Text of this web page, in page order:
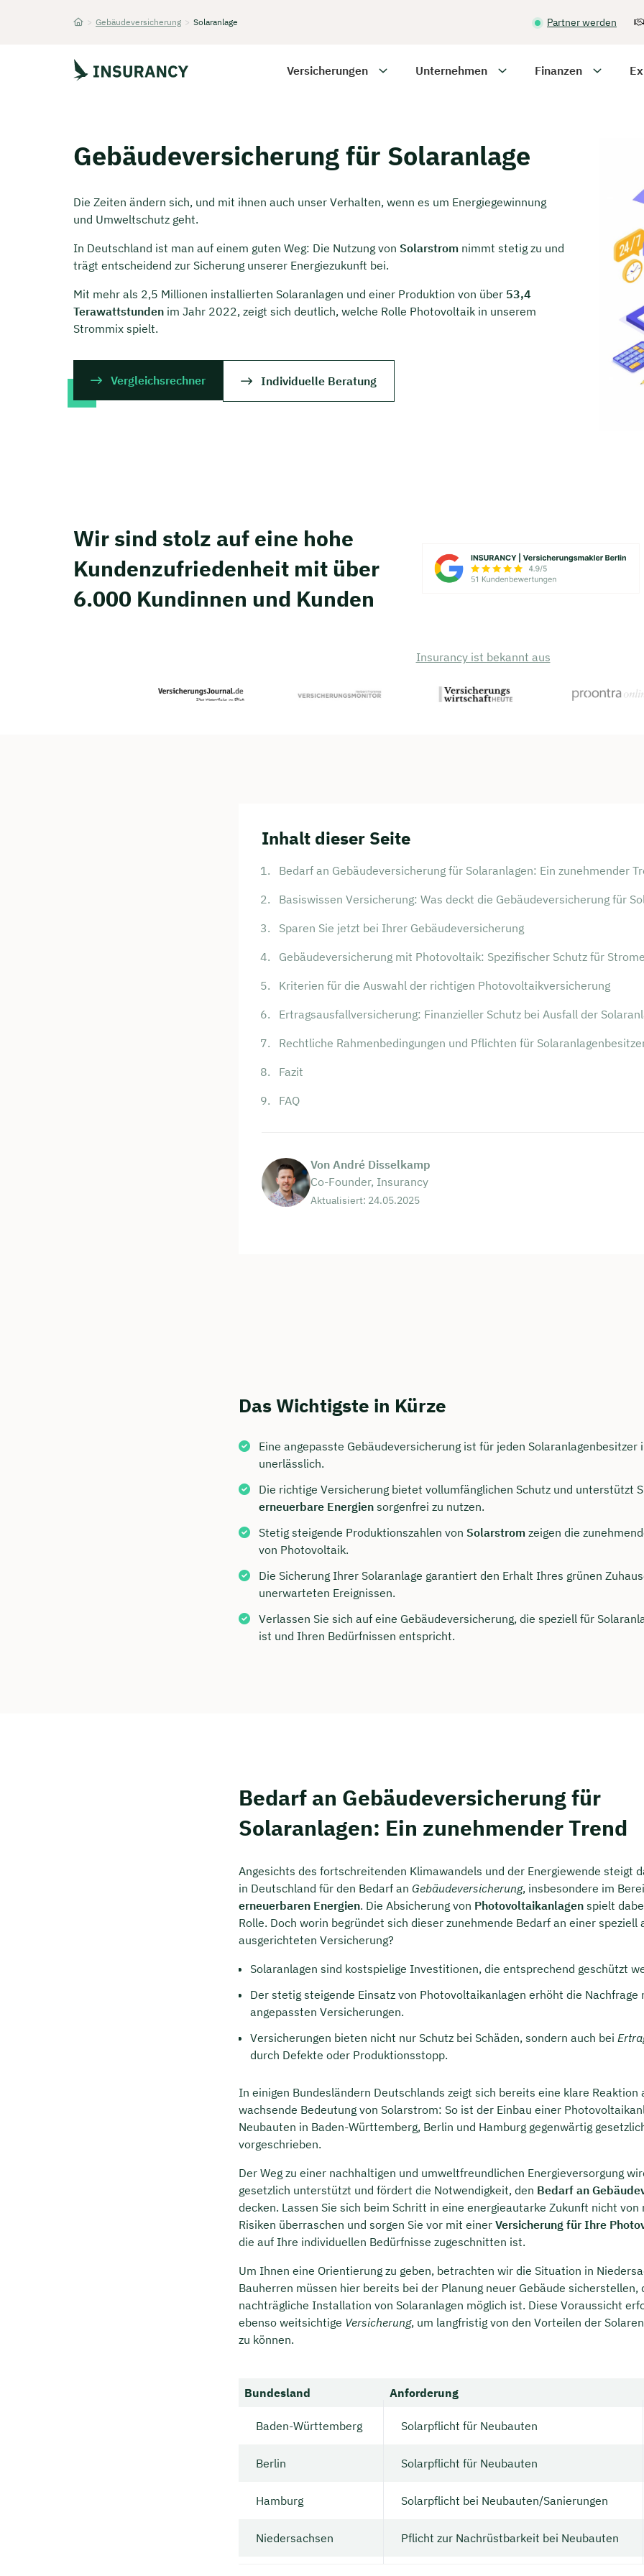
> Gebäudeversicherung > Solaranlage Partner werden
Versicherungen Unternehmen Finanzen
Gebäudeversicherung für Solaranlage
Die Zeiten ändern sich, und mit ihnen auch unser Verhalten, wenn es um Energiegewinnung
und Umweltschutz geht.
In Deutschland ist man auf einem guten Weg: Die Nutzung von Solarstrom nimmt stetig zu und
trägt entscheidend zur Sicherung unserer Energiezukunft bei.
Mit mehr als 2,5 Millionen installierten Solaranlagen und einer Produktion von über 53,4
Terawattstunden im Jahr 2022, zeigt sich deutlich, welche Rolle Photovoltaik in unserem
Strommix spielt.
Vergleichsrechner Individuelle Beratung
Wir sind stolz auf eine hohe
Kunden­zufriedenheit mit über
6.000 Kundinnen und Kunden
Insurancy ist bekannt aus
Inhalt dieser Seite
Bedarf an Gebäudeversicherung für Solaranlagen: Ein zunehmender
Basiswissen Versicherung: Was deckt die Gebäudeversicherung für
Sparen Sie jetzt bei Ihrer Gebäudeversicherung
Gebäudeversicherung mit Photovoltaik: Spezifischer Schutz für
Kriterien für die Auswahl der richtigen Photovoltaikversicherung
Ertragsausfallversicherung: Finanzieller Schutz bei Ausfall der
Rechtliche Rahmenbedingungen und Pflichten für
Fazit
FAQ
Von André Disselkamp
Co-Founder, Insurancy
Aktualisiert: 24.05.2025
Das Wichtigste in Kürze
Eine angepasste Gebäudeversicherung ist für jeden Solaranlagenbesitzer
unerlässlich.
Die richtige Versicherung bietet vollumfänglichen Schutz und unterstützt
erneuerbare Energien sorgenfrei zu nutzen.
Stetig steigende Produktionszahlen von Solarstrom zeigen die
von Photovoltaik.
Die Sicherung Ihrer Solaranlage garantiert den Erhalt Ihres grünen
unerwarteten Ereignissen.
Verlassen Sie sich auf eine Gebäudeversicherung, die speziell für
ist und Ihren Bedürfnissen entspricht.
Bedarf an Gebäudeversicherung für
Solaranlagen: Ein zunehmender Trend
Angesichts des fortschreitenden Klimawandels und der Energiewende steigt
in Deutschland für den Bedarf an Gebäudeversicherung, insbesondere im
erneuerbaren Energien. Die Absicherung von Photovoltaikanlagen spielt
Rolle. Doch worin begründet sich dieser zunehmende Bedarf an einer speziell
ausgerichteten Versicherung?
Solaranlagen sind kostspielige Investitionen, die entsprechend geschützt
Der stetig steigende Einsatz von Photovoltaikanlagen erhöht die Nachfrage
angepassten Versicherungen.
Versicherungen bieten nicht nur Schutz bei Schäden, sondern auch bei
durch Defekte oder Produktionsstopp.
In einigen Bundesländern Deutschlands zeigt sich bereits eine klare Reaktion
wachsende Bedeutung von Solarstrom: So ist der Einbau einer
Neubauten in Baden-Württemberg, Berlin und Hamburg gegenwärtig
vorgeschrieben.
Der Weg zu einer nachhaltigen und umweltfreundlichen Energieversorgung
gesetzlich unterstützt und fördert die Notwendigkeit, den Bedarf an
decken. Lassen Sie sich beim Schritt in eine energieautarke Zukunft nicht von
Risiken überraschen und sorgen Sie vor mit einer Versicherung für Ihre
die auf Ihre individuellen Bedürfnisse zugeschnitten ist.
Um Ihnen eine Orientierung zu geben, betrachten wir die Situation in
Bauherren müssen hier bereits bei der Planung neuer Gebäude sicherstellen,
nachträgliche Installation von Solaranlagen möglich ist. Diese Voraussicht
ebenso weitsichtige Versicherung, um langfristig von den Vorteilen der
zu können.
Bundesland Anforderung
Baden-Württemberg Solarpflicht für Neubauten
Berlin Solarpflicht für Neubauten
Hamburg Solarpflicht bei Neubauten/Sanierungen
Niedersachsen Pflicht zur Nachrüstbarkeit bei Neubauten
Jetzt persönliches
Beratungsgespräch mit Jonas
Ubben sichern 🤝
Dauer: ca. 30 Minuten
Kostenfrei & unverbindlich